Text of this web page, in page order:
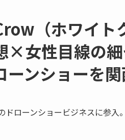
（ホワイト
×女性目線の
ンショーを
ローンショービジネスに参入。